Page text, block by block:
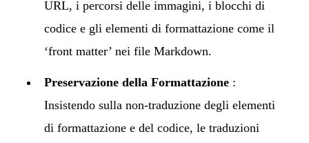
URL, i percorsi delle immagini, i blocchi di
codice e gli elementi di formattazione come il
‘front matter’ nei file Markdown.
Preservazione della Formattazione :
Insistendo sulla non-traduzione degli elementi
di formattazione e del codice, le traduzioni